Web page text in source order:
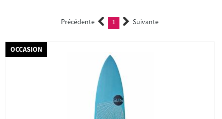
Précédente 1 (current)Suivante
OCCASION